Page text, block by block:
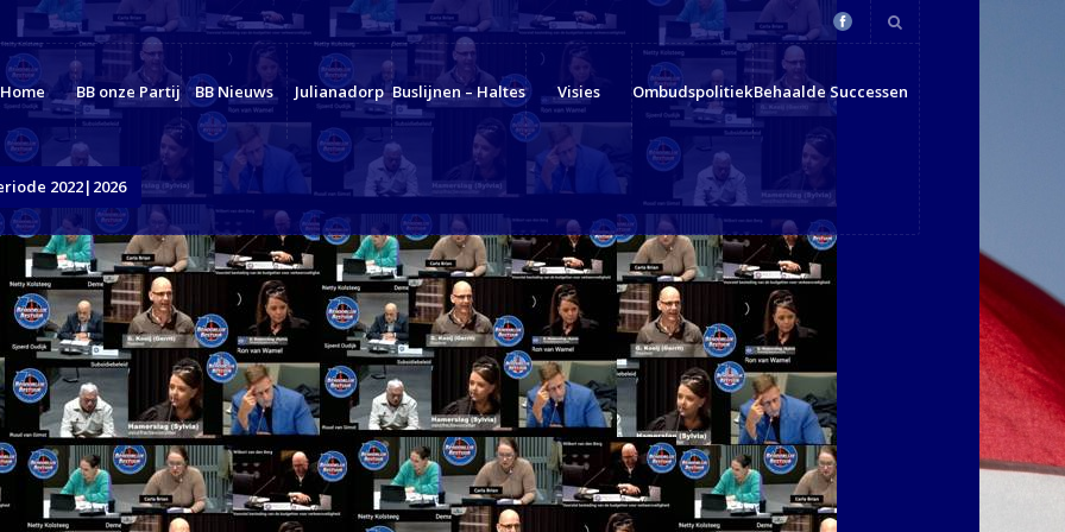
Home BB onze Partij BB Nieuws Julianadorp Buslijnen – Haltes Visies OmbudspolitiekBehaalde Successen
2022|2026